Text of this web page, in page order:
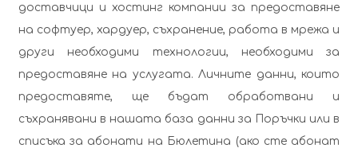
доставчици и хостинг компании за предоставяне
на софтуер, хардуер, съхранение, работа в мрежа и
други необходими технологии, необходими за
предоставяне на услугата. Личните данни, които
предоставяте, ще бъдат обработвани и
съхранявани в нашата база данни за Поръчки или в
списъка за абонати на Бюлетина (ако сте абонат